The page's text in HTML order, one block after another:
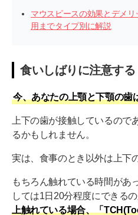
マウスピースの効果とデメ
用までタイプ別に解説
食いしばりに注意する
今、あなたの上顎と下顎の歯
上下の歯が接触しているので
るかもしれません。
実は、食事のとき以外は上下
もちろん触れている時間があ
しては1日20分程度にできるの
上触れている場合、「